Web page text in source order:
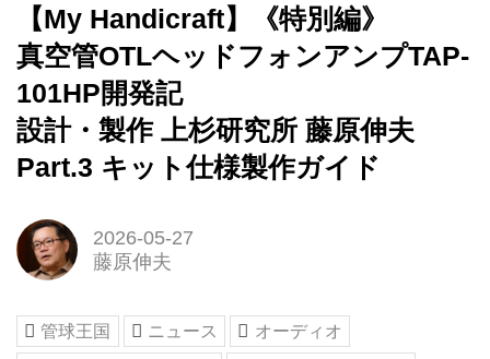
【My Handicraft】《特別編》
真空管OTLヘッドフォンアンプTAP-
101HP開発記
設計・製作 上杉研究所 藤原伸夫
Part.3 キット仕様製作ガイド
2026-05-27
藤原伸夫
管球王国 ニュース
オーディオ